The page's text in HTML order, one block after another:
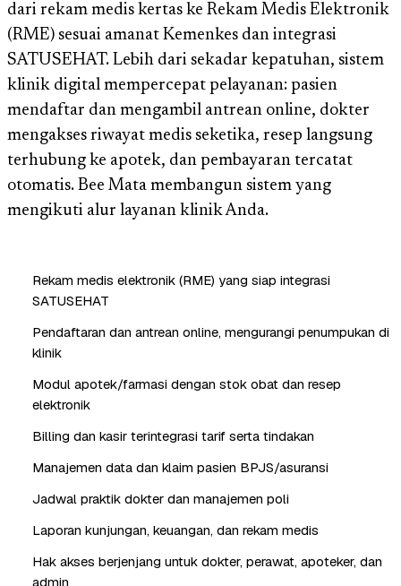
dari rekam medis kertas ke Rekam Medis Elektronik
(RME) sesuai amanat Kemenkes dan integrasi
SATUSEHAT. Lebih dari sekadar kepatuhan, sistem
klinik digital mempercepat pelayanan: pasien
mendaftar dan mengambil antrean online, dokter
mengakses riwayat medis seketika, resep langsung
terhubung ke apotek, dan pembayaran tercatat
otomatis. Bee Mata membangun sistem yang
mengikuti alur layanan klinik Anda.
Rekam medis elektronik (RME) yang siap integrasi
SATUSEHAT
Pendaftaran dan antrean online, mengurangi penumpukan di
klinik
Modul apotek/farmasi dengan stok obat dan resep
elektronik
Billing dan kasir terintegrasi tarif serta tindakan
Manajemen data dan klaim pasien BPJS/asuransi
Jadwal praktik dokter dan manajemen poli
Laporan kunjungan, keuangan, dan rekam medis
Hak akses berjenjang untuk dokter, perawat, apoteker, dan
admin